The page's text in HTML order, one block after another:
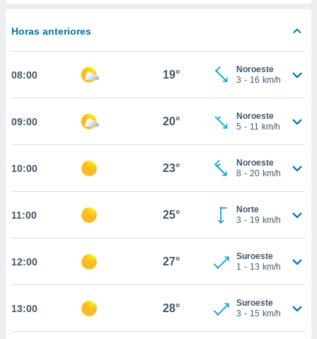
contenido
coste.
botón
a la
la
ya sean
en
perfil
ACEPTAR
CONTINUAR
Horas anteriores
08:00 19°
Noroeste
3 - 16 km/h
09:00 20°
Noroeste
5 - 11 km/h
10:00 23°
Noroeste
8 - 20 km/h
11:00 25°
Norte
3 - 19 km/h
12:00 27°
Suroeste
1 - 13 km/h
13:00 28°
Suroeste
3 - 15 km/h